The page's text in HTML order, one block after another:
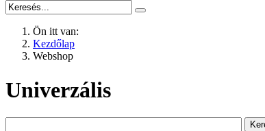
Ön itt van:
Kezdőlap
Webshop
Univerzális